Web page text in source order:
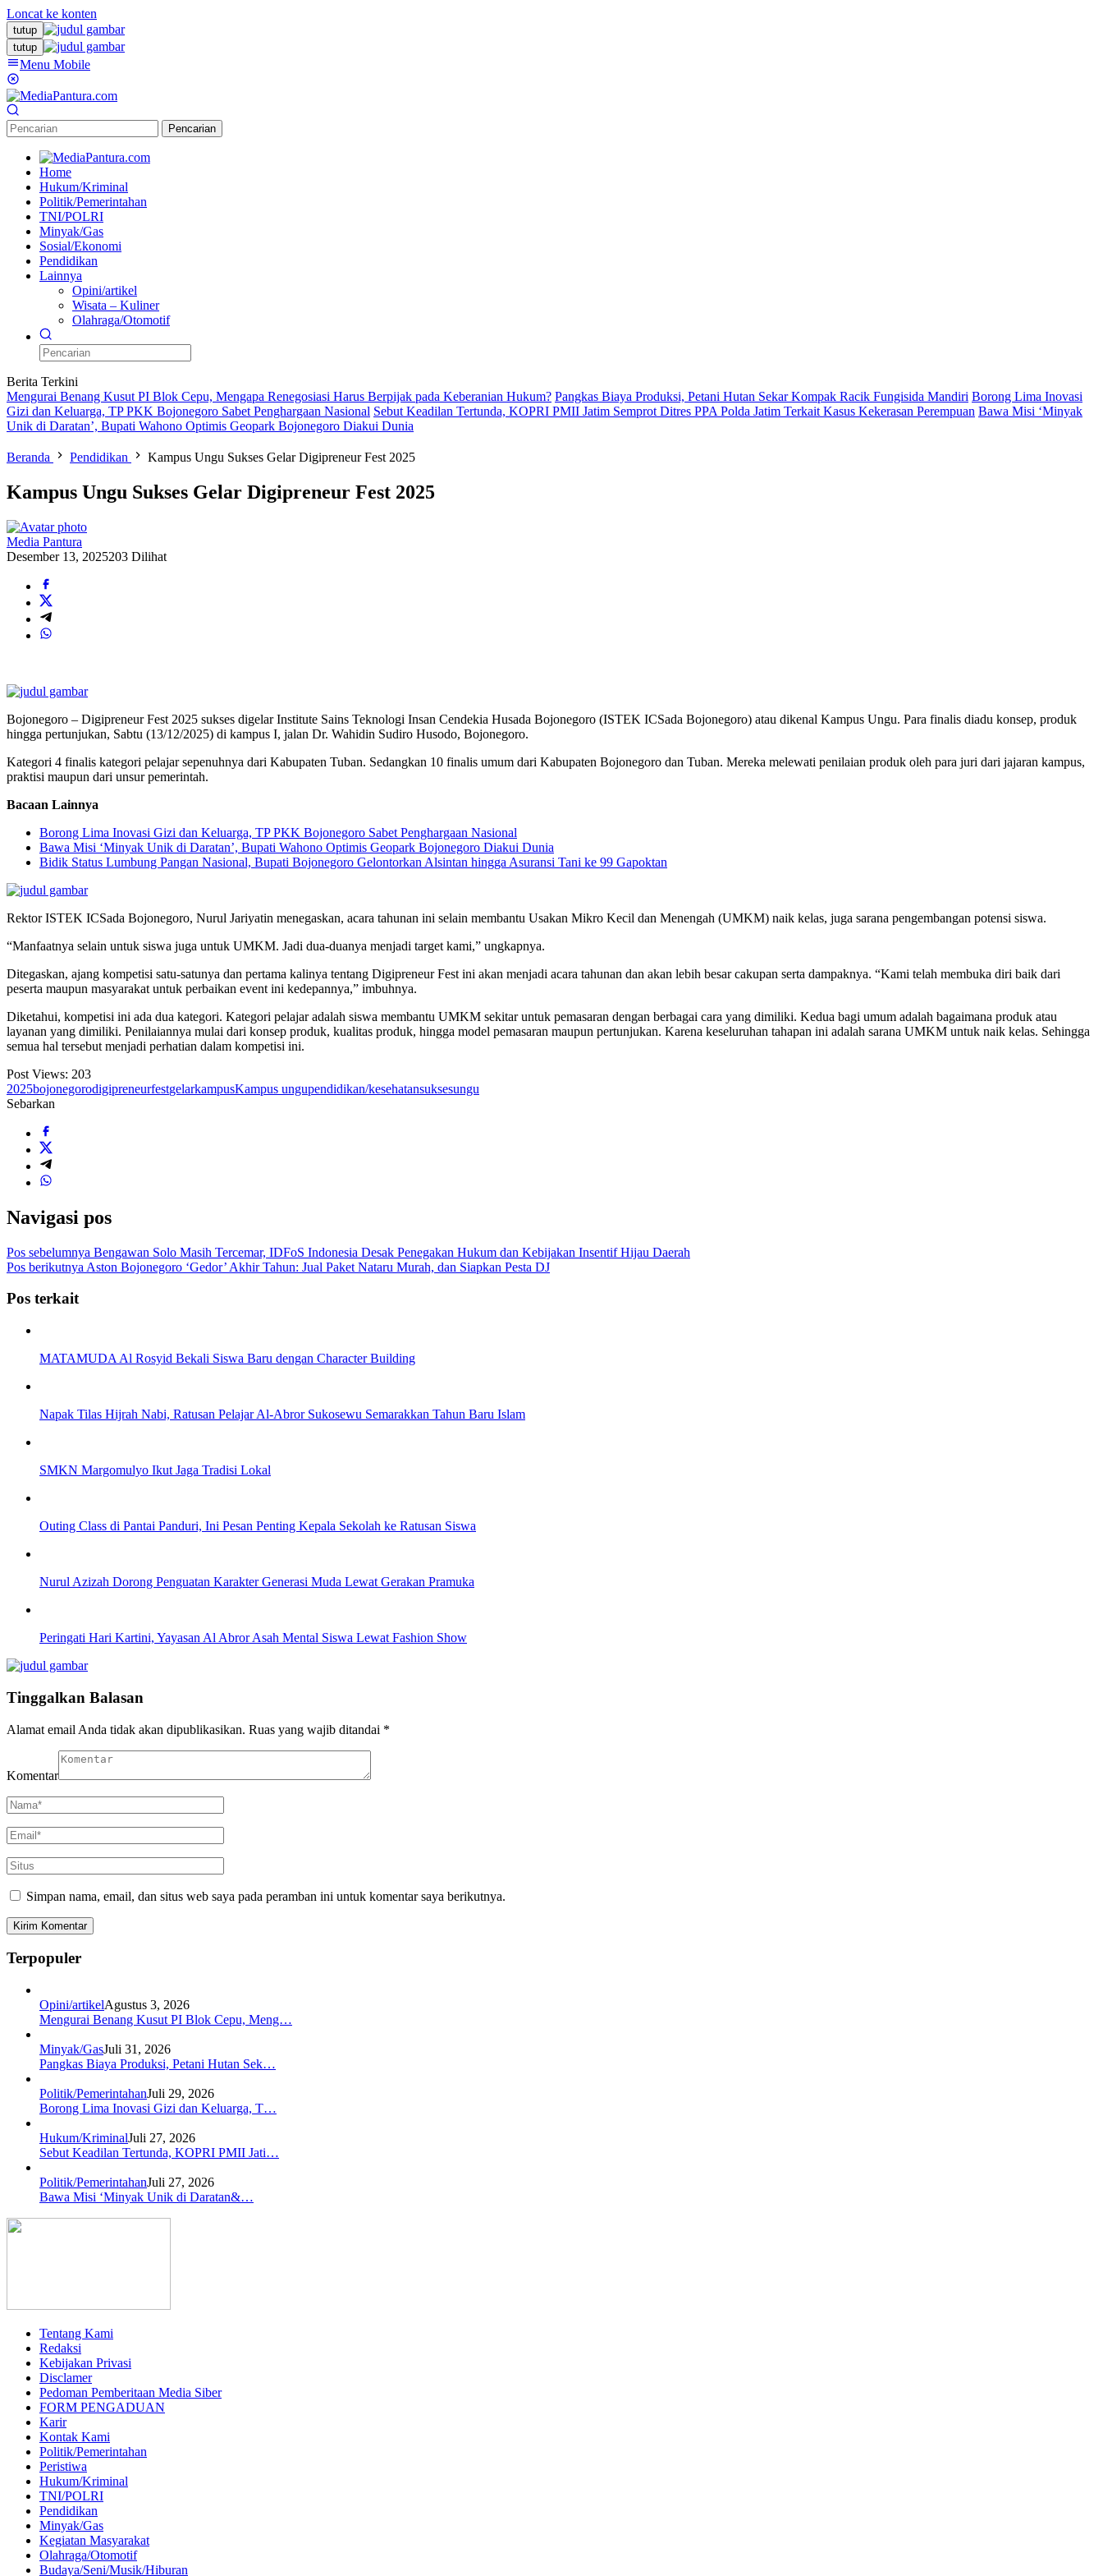
Loncat ke konten
tutup
tutup
Menu Mobile
Pencarian
Home
Hukum/Kriminal
Politik/Pemerintahan
TNI/POLRI
Minyak/Gas
Sosial/Ekonomi
Pendidikan
Lainnya
Opini/artikel
Wisata – Kuliner
Olahraga/Otomotif
Berita Terkini
Mengurai Benang Kusut PI Blok Cepu, Mengapa Renegosiasi Harus Berpijak pada Keberanian Hukum? Pangkas Biaya Produksi, Petani Hutan Sekar Kompak Racik Fungisida Mandiri Borong Lima Inovasi
Gizi dan Keluarga, TP PKK Bojonegoro Sabet Penghargaan Nasional Sebut Keadilan Tertunda, KOPRI PMII Jatim Semprot Ditres PPA Polda Jatim Terkait Kasus Kekerasan Perempuan Bawa Misi ‘Minyak
Unik di Daratan’, Bupati Wahono Optimis Geopark Bojonegoro Diakui Dunia
Beranda Pendidikan Kampus Ungu Sukses Gelar Digipreneur Fest 2025
Kampus Ungu Sukses Gelar Digipreneur Fest 2025
Media Pantura
Desember 13, 2025203 Dilihat
Bojonegoro – Digipreneur Fest 2025 sukses digelar Institute Sains Teknologi Insan Cendekia Husada Bojonegoro (ISTEK ICSada Bojonegoro) atau dikenal Kampus Ungu. Para finalis diadu konsep, produk
hingga pertunjukan, Sabtu (13/12/2025) di kampus I, jalan Dr. Wahidin Sudiro Husodo, Bojonegoro.
Kategori 4 finalis kategori pelajar sepenuhnya dari Kabupaten Tuban. Sedangkan 10 finalis umum dari Kabupaten Bojonegoro dan Tuban. Mereka melewati penilaian produk oleh para juri dari jajaran kampus,
praktisi maupun dari unsur pemerintah.
Bacaan Lainnya
Borong Lima Inovasi Gizi dan Keluarga, TP PKK Bojonegoro Sabet Penghargaan Nasional
Bawa Misi ‘Minyak Unik di Daratan’, Bupati Wahono Optimis Geopark Bojonegoro Diakui Dunia
Bidik Status Lumbung Pangan Nasional, Bupati Bojonegoro Gelontorkan Alsintan hingga Asuransi Tani ke 99 Gapoktan
Rektor ISTEK ICSada Bojonegoro, Nurul Jariyatin menegaskan, acara tahunan ini selain membantu Usakan Mikro Kecil dan Menengah (UMKM) naik kelas, juga sarana pengembangan potensi siswa.
“Manfaatnya selain untuk siswa juga untuk UMKM. Jadi dua-duanya menjadi target kami,” ungkapnya.
Ditegaskan, ajang kompetisi satu-satunya dan pertama kalinya tentang Digipreneur Fest ini akan menjadi acara tahunan dan akan lebih besar cakupan serta dampaknya. “Kami telah membuka diri baik dari
peserta maupun masyarakat untuk perbaikan event ini kedepannya,” imbuhnya.
Diketahui, kompetisi ini ada dua kategori. Kategori pelajar adalah siswa membantu UMKM sekitar untuk pemasaran dengan berbagai cara yang dimiliki. Kedua bagi umum adalah bagaimana produk atau
layanan yang dimiliki. Penilaiannya mulai dari konsep produk, kualitas produk, hingga model pemasaran maupun pertunjukan. Karena keseluruhan tahapan ini adalah sarana UMKM untuk naik kelas. Sehingga
semua hal tersebut menjadi perhatian dalam kompetisi ini.
Post Views: 203
2025bojonegorodigipreneurfestgelarkampusKampus ungupendidikan/kesehatansuksesungu
Sebarkan
Navigasi pos
Pos sebelumnya Bengawan Solo Masih Tercemar, IDFoS Indonesia Desak Penegakan Hukum dan Kebijakan Insentif Hijau Daerah
Pos berikutnya Aston Bojonegoro ‘Gedor’ Akhir Tahun: Jual Paket Nataru Murah, dan Siapkan Pesta DJ
Pos terkait
MATAMUDA Al Rosyid Bekali Siswa Baru dengan Character Building
Napak Tilas Hijrah Nabi, Ratusan Pelajar Al-Abror Sukosewu Semarakkan Tahun Baru Islam
SMKN Margomulyo Ikut Jaga Tradisi Lokal
Outing Class di Pantai Panduri, Ini Pesan Penting Kepala Sekolah ke Ratusan Siswa
Nurul Azizah Dorong Penguatan Karakter Generasi Muda Lewat Gerakan Pramuka
Peringati Hari Kartini, Yayasan Al Abror Asah Mental Siswa Lewat Fashion Show
Tinggalkan Balasan
Alamat email Anda tidak akan dipublikasikan. Ruas yang wajib ditandai *
Komentar
Simpan nama, email, dan situs web saya pada peramban ini untuk komentar saya berikutnya.
Terpopuler
Opini/artikelAgustus 3, 2026
Mengurai Benang Kusut PI Blok Cepu, Meng…
Minyak/GasJuli 31, 2026
Pangkas Biaya Produksi, Petani Hutan Sek…
Politik/PemerintahanJuli 29, 2026
Borong Lima Inovasi Gizi dan Keluarga, T…
Hukum/KriminalJuli 27, 2026
Sebut Keadilan Tertunda, KOPRI PMII Jati…
Politik/PemerintahanJuli 27, 2026
Bawa Misi ‘Minyak Unik di Daratan&…
Tentang Kami
Redaksi
Kebijakan Privasi
Disclamer
Pedoman Pemberitaan Media Siber
FORM PENGADUAN
Karir
Kontak Kami
Politik/Pemerintahan
Peristiwa
Hukum/Kriminal
TNI/POLRI
Pendidikan
Minyak/Gas
Kegiatan Masyarakat
Olahraga/Otomotif
Budaya/Seni/Musik/Hiburan